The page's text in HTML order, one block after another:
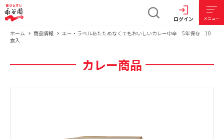
ログイン メニュー
ホーム 商品情報
エ－・ラベルあたためなくてもおいしいカレー中辛 5年保存 10
食入
カレー商品